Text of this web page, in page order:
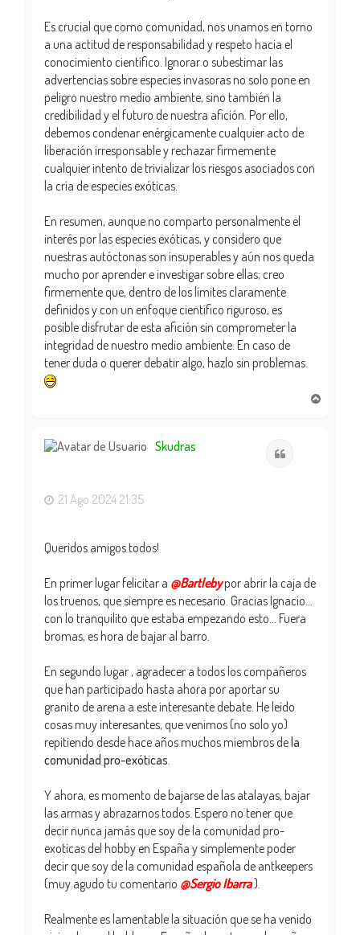
Es crucial que como comunidad, nos unamos en torno
a una actitud de responsabilidad y respeto hacia el
conocimiento científico. Ignorar o subestimar las
advertencias sobre especies invasoras no solo pone en
peligro nuestro medio ambiente, sino también la
credibilidad y el futuro de nuestra afición. Por ello,
debemos condenar enérgicamente cualquier acto de
liberación irresponsable y rechazar firmemente
cualquier intento de trivializar los riesgos asociados con
la cría de especies exóticas.
En resumen, aunque no comparto personalmente el
interés por las especies exóticas, y considero que
nuestras autóctonas son insuperables y aún nos queda
mucho por aprender e investigar sobre ellas; creo
firmemente que, dentro de los límites claramente
definidos y con un enfoque científico riguroso, es
posible disfrutar de esta afición sin comprometer la
integridad de nuestro medio ambiente. En caso de
tener duda o querer debatir algo, hazlo sin problemas.
Skudras
21 Ago 2024 21:35
Queridos amigos todos!
En primer lugar felicitar a @Bartlebypor abrir la caja de
los truenos, que siempre es necesario. Gracias Ignacio...
con lo tranquilito que estaba empezando esto... Fuera
bromas, es hora de bajar al barro.
En segundo lugar , agradecer a todos los compañeros
que han participado hasta ahora por aportar su
granito de arena a este interesante debate. He leído
cosas muy interesantes, que venimos (no solo yo)
repitiendo desde hace años muchos miembros de la
comunidad pro-exóticas.
Y ahora, es momento de bajarse de las atalayas, bajar
las armas y abrazarnos todos. Espero no tener que
decir nunca jamás que soy de la comunidad pro-
exoticas del hobby en España y simplemente poder
decir que soy de la comunidad española de antkeepers
(muy agudo tu comentario @Sergio Ibarra).
Realmente es lamentable la situación que se ha venido